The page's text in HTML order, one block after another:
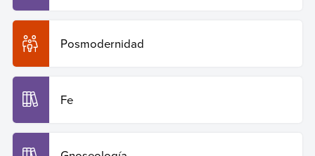
Posmodernidad
Fe